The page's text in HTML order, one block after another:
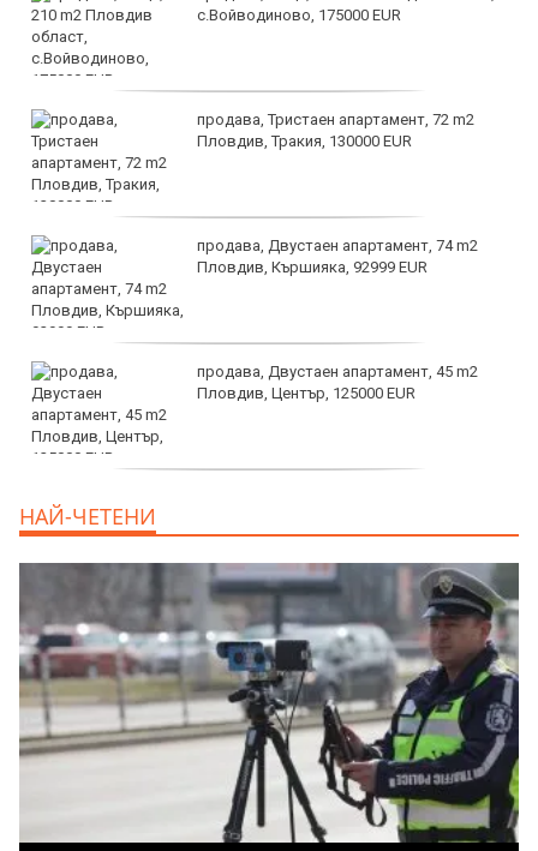
с.Войводиново, 175000 EUR
продава, Тристаен апартамент, 72 m2
Пловдив, Тракия, 130000 EUR
продава, Двустаен апартамент, 74 m2
Пловдив, Кършияка, 92999 EUR
продава, Двустаен апартамент, 45 m2
Пловдив, Център, 125000 EUR
НАЙ-ЧЕТЕНИ